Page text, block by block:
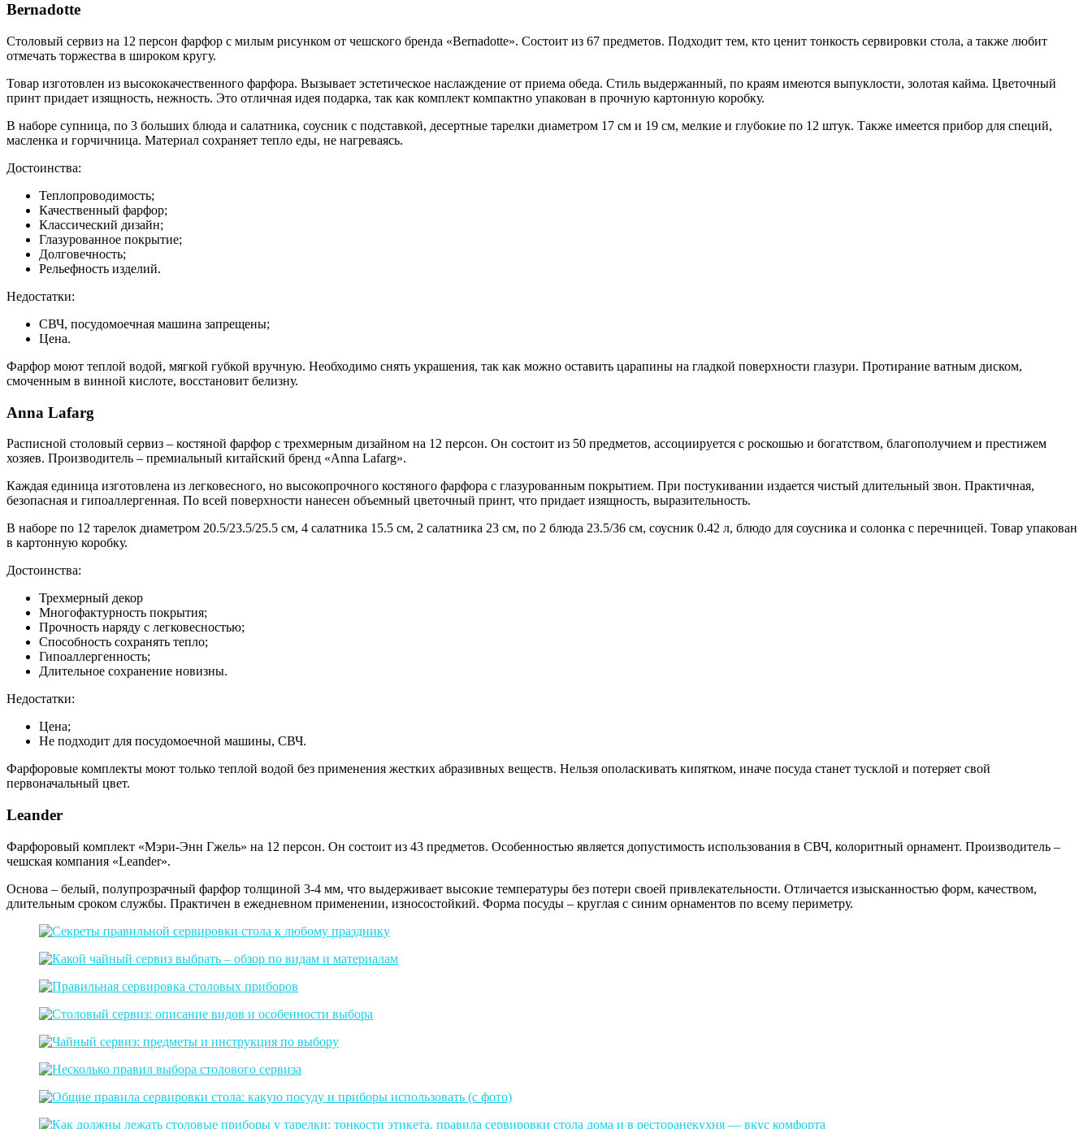
Bernadotte
Столовый сервиз на 12 персон фарфор с милым рисунком от чешского бренда «Bernadotte». Состоит из 67 предметов. Подходит тем, кто ценит тонкость сервировки стола, а также любит
отмечать торжества в широком кругу.
Товар изготовлен из высококачественного фарфора. Вызывает эстетическое наслаждение от приема обеда. Стиль выдержанный, по краям имеются выпуклости, золотая кайма. Цветочный
принт придает изящность, нежность. Это отличная идея подарка, так как комплект компактно упакован в прочную картонную коробку.
В наборе супница, по 3 больших блюда и салатника, соусник с подставкой, десертные тарелки диаметром 17 см и 19 см, мелкие и глубокие по 12 штук. Также имеется прибор для специй,
масленка и горчичница. Материал сохраняет тепло еды, не нагреваясь.
Достоинства:
Теплопроводимость;
Качественный фарфор;
Классический дизайн;
Глазурованное покрытие;
Долговечность;
Рельефность изделий.
Недостатки:
СВЧ, посудомоечная машина запрещены;
Цена.
Фарфор моют теплой водой, мягкой губкой вручную. Необходимо снять украшения, так как можно оставить царапины на гладкой поверхности глазури. Протирание ватным диском,
смоченным в винной кислоте, восстановит белизну.
Anna Lafarg
Расписной столовый сервиз – костяной фарфор с трехмерным дизайном на 12 персон. Он состоит из 50 предметов, ассоциируется с роскошью и богатством, благополучием и престижем
хозяев. Производитель – премиальный китайский бренд «Anna Lafarg».
Каждая единица изготовлена из легковесного, но высокопрочного костяного фарфора с глазурованным покрытием. При постукивании издается чистый длительный звон. Практичная,
безопасная и гипоаллергенная. По всей поверхности нанесен объемный цветочный принт, что придает изящность, выразительность.
В наборе по 12 тарелок диаметром 20.5/23.5/25.5 см, 4 салатника 15.5 см, 2 салатника 23 см, по 2 блюда 23.5/36 см, соусник 0.42 л, блюдо для соусника и солонка с перечницей. Товар упакован
в картонную коробку.
Достоинства:
Трехмерный декор
Многофактурность покрытия;
Прочность наряду с легковесностью;
Способность сохранять тепло;
Гипоаллергенность;
Длительное сохранение новизны.
Недостатки:
Цена;
Не подходит для посудомоечной машины, СВЧ.
Фарфоровые комплекты моют только теплой водой без применения жестких абразивных веществ. Нельзя ополаскивать кипятком, иначе посуда станет тусклой и потеряет свой
первоначальный цвет.
Leander
Фарфоровый комплект «Мэри-Энн Гжель» на 12 персон. Он состоит из 43 предметов. Особенностью является допустимость использования в СВЧ, колоритный орнамент. Производитель –
чешская компания «Leander».
Основа – белый, полупрозрачный фарфор толщиной 3-4 мм, что выдерживает высокие температуры без потери своей привлекательности. Отличается изысканностью форм, качеством,
длительным сроком службы. Практичен в ежедневном применении, износостойкий. Форма посуды – круглая с синим орнаментов по всему периметру.